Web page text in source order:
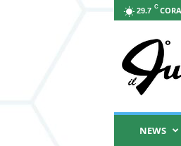
29.7 C
Q
NEWS